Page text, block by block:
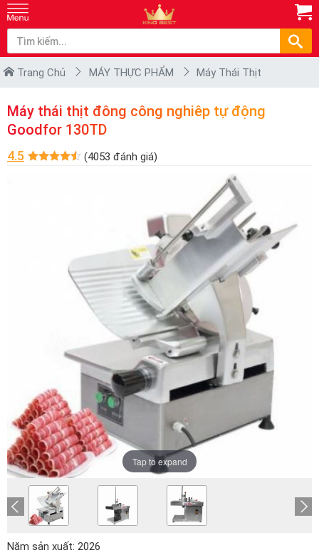
Trang Chủ MÁY THỰC PHẨM Máy Thái Thịt
Máy thái thịt đông công nghiêp tự động
Goodfor 130TD
4.5 (4053 đánh giá)
Tap to expand
Năm sản xuất: 2026